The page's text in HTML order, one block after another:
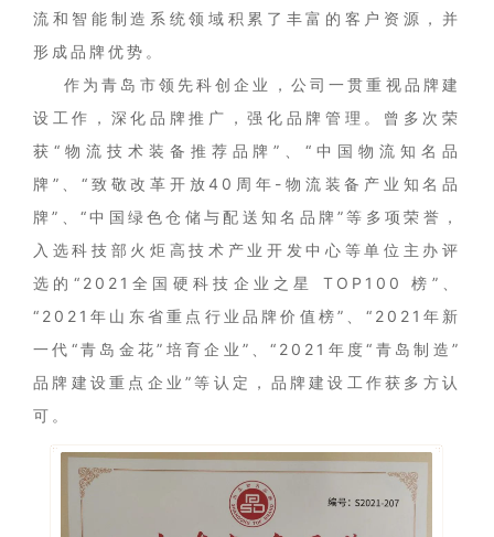
流和智能制造系统领域积累了丰富的客户资源，并
形成品牌优势。
作为青岛市领先科创企业，公司一贯重视品牌建
设工作，深化品牌推广，强化品牌管理。曾多次荣
获“物流技术装备推荐品牌”、“中国物流知名品
牌”、“致敬改革开放40周年-物流装备产业知名品
牌”、“中国绿色仓储与配送知名品牌”等多项荣誉，
入选科技部火炬高技术产业开发中心等单位主办评
选的“2021全国硬科技企业之星 TOP100 榜”、
“2021年山东省重点行业品牌价值榜”、“2021年新
一代“青岛金花”培育企业”、“2021年度“青岛制造”
品牌建设重点企业”等认定，品牌建设工作获多方认
可。